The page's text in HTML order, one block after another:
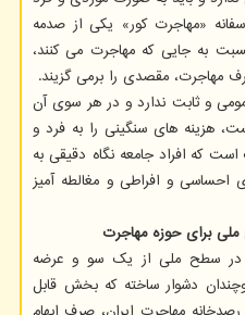
«مهاجرت کور» یکی از صدمه
به جایی که مهاجرت می کنند،
مهاجرت، مقصدی را برمی گزیند.
و ثابت ندارد و در هر سوی آن
هزینه های سنگینی را به فرد و
که افراد جامعه نگاه دقیقی به
احساسی و افراطی و مغالطه آمیز
برای حوزه مهاجرت
در سطح ملی از یک سو و عرضه
دشوار ساخته که بخش قابل